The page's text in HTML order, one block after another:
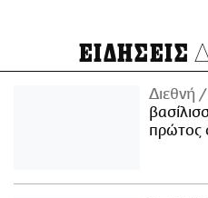
ΕΙΔΗΣΕΙΣ
Διεθνή
πρώτος